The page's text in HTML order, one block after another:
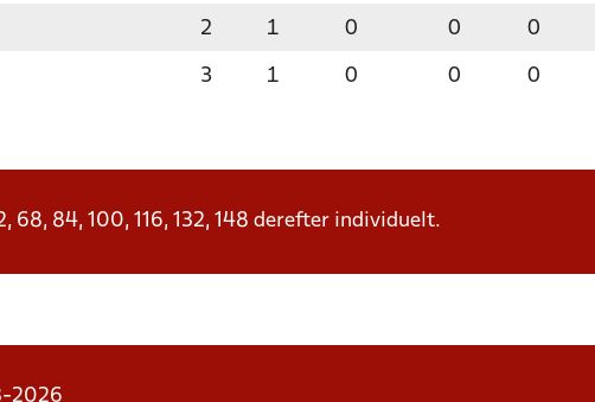
2 1 0 0 0
3 1 0 0 0
68, 84, 100, 116, 132, 148 derefter individuelt.
2026